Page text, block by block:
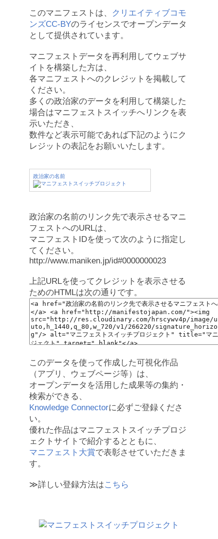
このマニフェストは、
クリエイティブコモ
ンズCC-BYのライセンスでオープンデータ
として提供されています。
マニフェストデータを再利用してウェブサ
イトを構築した方は、
各マニフェストへのクレジットを掲載して
ください。
多くの政治家のデータを利用して構築した
場合はマニフェストスイッチへリンクを表
示いただき、
数件など表示可能であれば下記のようにク
レジットの表記をお願いいたします。
政治家の名前
政治家の名前のリンク先で表示させるマニ
フェストへのURLは、
マニフェストIDを使って次のように指定し
てください。
http://www.maniken.jp/id#0000000023
上記URLを使ってクレジットを表示させる
ためのHTMLは次の通りです。
このデータを使って作成した可視化作品
（アプリ、ウェブページ等）は、
オープンデータを活用した成果等の集約・
検索ができる、
Knowledge Connectorに必ずご登録くださ
い。
優れた作品はマニフェストスイッチプロジ
ェクトサイトで紹介するとともに、
マニフェスト大賞で表彰させていただきま
す。
≫詳しい登録方法はこちら